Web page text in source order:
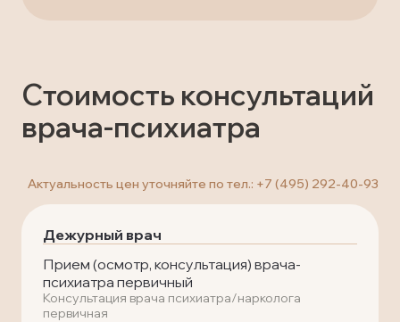
Стоимость консультаций
врача-психиатра
Актуальность цен уточняйте по тел.: +7 (495) 292-40-93
Дежурный врач
Прием (осмотр, консультация) врача-
психиатра первичный
Консультация врача психиатра/нарколога
первичная